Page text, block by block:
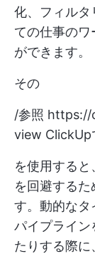
化、フィルタ
ての仕事のワ
ができます。
その
/参照 https://
view ClickUp
を使用する
を回避する
す。動的なタ
パイプライン
たりする際に